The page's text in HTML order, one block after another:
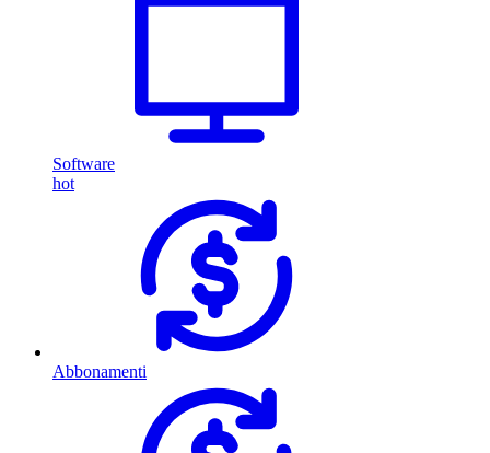
Software
hot
Abbonamenti